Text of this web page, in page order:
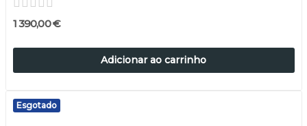
1 390,00 €
Adicionar ao carrinho
Esgotado